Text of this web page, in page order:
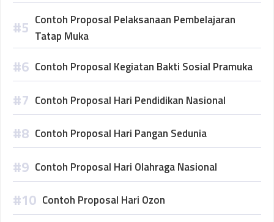
Contoh Proposal Pelaksanaan Pembelajaran
Tatap Muka
Contoh Proposal Kegiatan Bakti Sosial Pramuka
Contoh Proposal Hari Pendidikan Nasional
Contoh Proposal Hari Pangan Sedunia
Contoh Proposal Hari Olahraga Nasional
Contoh Proposal Hari Ozon